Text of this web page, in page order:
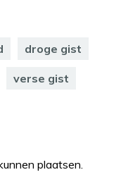
droge gist
verse gist
plaatsen.